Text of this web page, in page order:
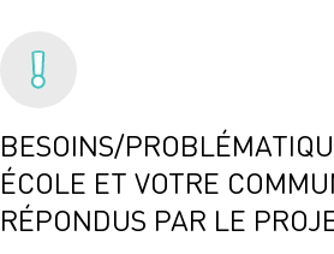
BESOINS/
ÉCOLE ET VOTRE
RÉPONDUS PAR LE